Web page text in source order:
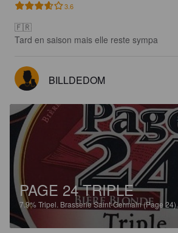
3.6
🇫🇷
Tard en saison mais elle reste sympa
BILLDEDOM
PAGE 24 TRIPLE
7.9%Tripel. Brasserie Saint-Germain (Page 24).